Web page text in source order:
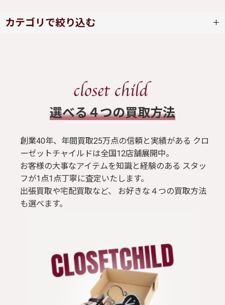
カテゴリで絞り込む
ブラウス / シャツ
トップス
Tシャツ
​選べる４つの買取方法
創業40年、年間買取25万点の信頼と実績がある クロ
ーゼットチャイルドは全国12店舗展開中。
お客様の大事なアイテムを知識と経験のある スタッ
フが1点1点丁寧に査定いたします。
出張買取や宅配買取など、 お好きな４つの買取方法
も選べます。